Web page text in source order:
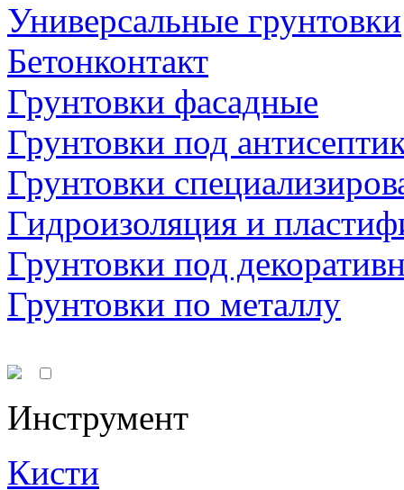
Универсальные грунтовки
Бетонконтакт
Грунтовки фасадные
Грунтовки под
Грунтовки
Гидроизоляция и
Грунтовки под
Грунтовки по металлу
Инструмент
Кисти